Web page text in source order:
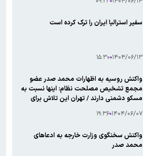
سفیر استرالیا ایران را ترک کرده است
۱۴۰۴/۰۶/۱۳ ۱۵:۳۰
واکنش روسیه به اظهارات محمد صدر عضو
مجمع تشخیص مصلحت نظام: اینها نسبت به
مسکو دشمنی دارند / تهران این تلاش برای
محکوم به شکست هستند
۱۴۰۴/۰۶/۰۷ ۱۹:۳۶
واکنش سخنگوی وزارت خارجه به ادعاهای
محمد صدر